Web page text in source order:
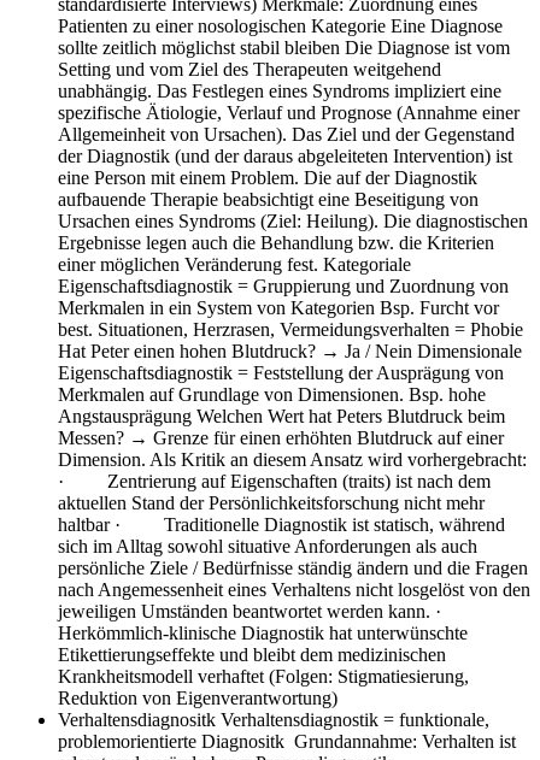
Patienten zu einer nosologischen Kategorie Eine Diagnose
sollte zeitlich möglichst stabil bleiben Die Diagnose ist vom
Setting und vom Ziel des Therapeuten weitgehend
unabhängig. Das Festlegen eines Syndroms impliziert eine
spezifische Ätiologie, Verlauf und Prognose (Annahme einer
Allgemeinheit von Ursachen). Das Ziel und der Gegenstand
der Diagnostik (und der daraus abgeleiteten Intervention) ist
eine Person mit einem Problem. Die auf der Diagnostik
aufbauende Therapie beabsichtigt eine Beseitigung von
Ursachen eines Syndroms (Ziel: Heilung). Die diagnostischen
Ergebnisse legen auch die Behandlung bzw. die Kriterien
einer möglichen Veränderung fest. Kategoriale
Eigenschaftsdiagnostik = Gruppierung und Zuordnung von
Merkmalen in ein System von Kategorien Bsp. Furcht vor
best. Situationen, Herzrasen, Vermeidungsverhalten = Phobie
Hat Peter einen hohen Blutdruck? → Ja / Nein Dimensionale
Eigenschaftsdiagnostik = Feststellung der Ausprägung von
Merkmalen auf Grundlage von Dimensionen. Bsp. hohe
Angstausprägung Welchen Wert hat Peters Blutdruck beim
Messen? → Grenze für einen erhöhten Blutdruck auf einer
Dimension. Als Kritik an diesem Ansatz wird vorhergebracht:
· Zentrierung auf Eigenschaften (traits) ist nach dem
aktuellen Stand der Persönlichkeitsforschung nicht mehr
haltbar · Traditionelle Diagnostik ist statisch, während
sich im Alltag sowohl situative Anforderungen als auch
persönliche Ziele / Bedürfnisse ständig ändern und die Fragen
nach Angemessenheit eines Verhaltens nicht losgelöst von den
jeweiligen Umständen beantwortet werden kann. ·
Herkömmlich-klinische Diagnostik hat unterwünschte
Etikettierungseffekte und bleibt dem medizinischen
Krankheitsmodell verhaftet (Folgen: Stigmatiesierung,
Reduktion von Eigenverantwortung)
Verhaltensdiagnositk Verhaltensdiagnostik = funktionale,
problemorientierte Diagnositk Grundannahme: Verhalten ist